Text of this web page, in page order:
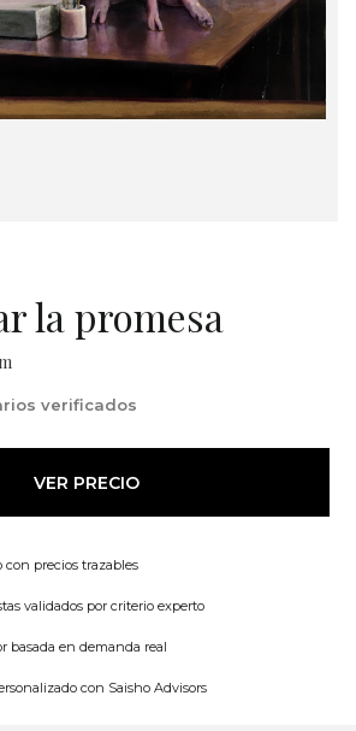
la promesa
verificados
VER PRECIO
con precios trazables
validados por criterio experto
basada en demanda real
con Saisho Advisors